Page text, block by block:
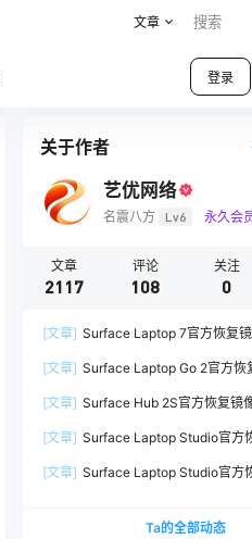
文章
登录
关于作者
艺优网络
名震八方 Lv6 永久会
文章
2117
评论
108
关注
0
[文章] Surface Laptop 7官方恢复
254.zip网盘下载
[文章] Surface Laptop Go 2官方恢
98505.zip网盘下载
[文章] Surface Hub 2S官方恢复镜
7.zip网盘下载
[文章] Surface Laptop Studio官方
[文章] Surface Laptop Studio官方
Ta的全部动态